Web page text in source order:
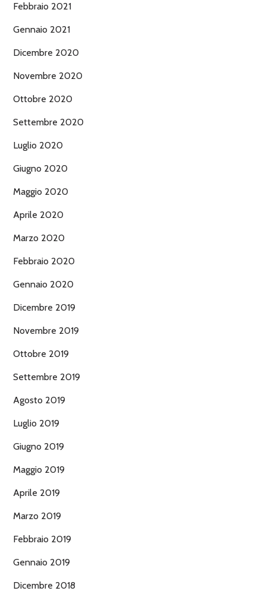
Febbraio 2021
Gennaio 2021
Dicembre 2020
Novembre 2020
Ottobre 2020
Settembre 2020
Luglio 2020
Giugno 2020
Maggio 2020
Aprile 2020
Marzo 2020
Febbraio 2020
Gennaio 2020
Dicembre 2019
Novembre 2019
Ottobre 2019
Settembre 2019
Agosto 2019
Luglio 2019
Giugno 2019
Maggio 2019
Aprile 2019
Marzo 2019
Febbraio 2019
Gennaio 2019
Dicembre 2018